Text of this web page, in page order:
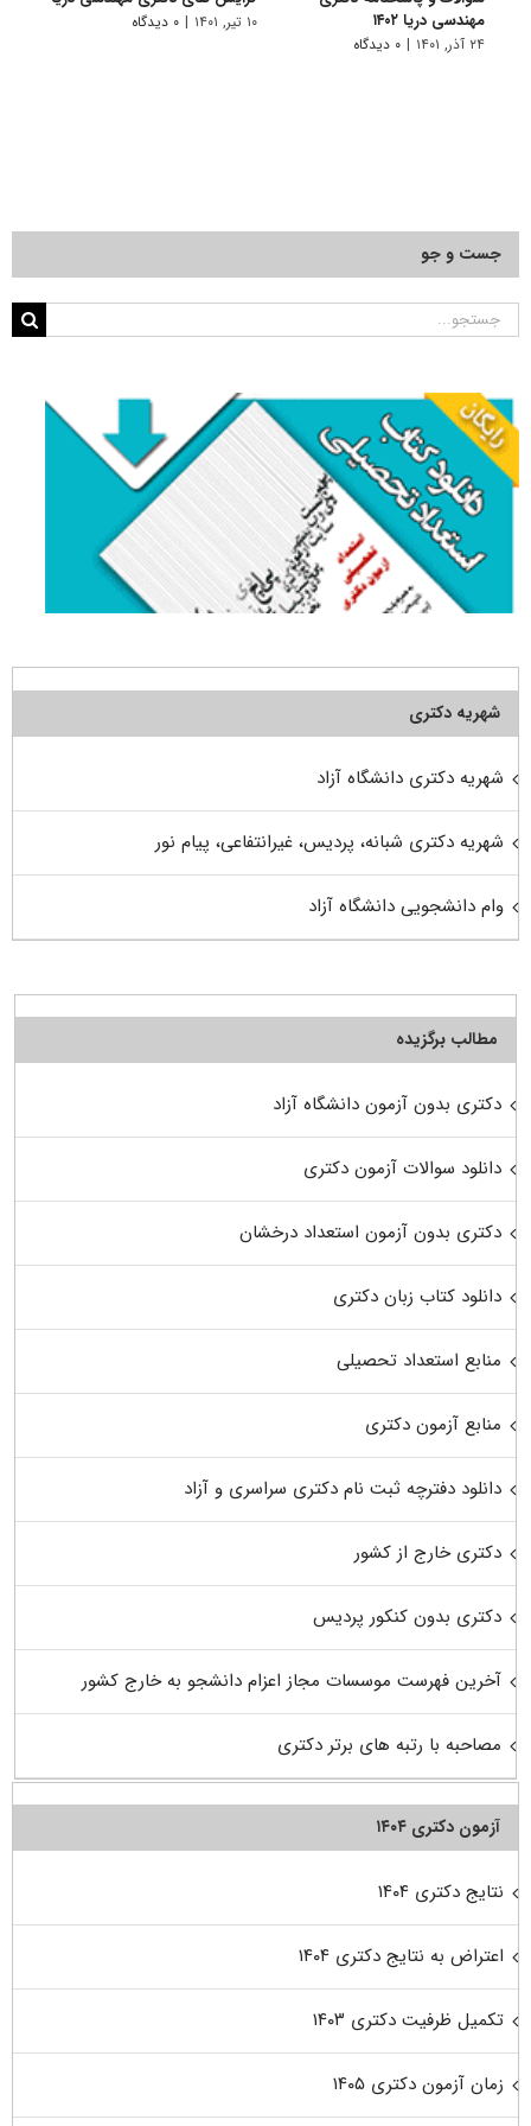
مهندسی دریا ۱۴۰۲
۲۴ آذر, ۱۴۰۱ | ۰ دیدگاه
۱۰ تیر, ۱۴۰۱ | ۰ دیدگاه
جست و جو
جستجو
شهریه دکتری
شهریه دکتری دانشگاه آزاد
شهریه دکتری شبانه، پردیس، غیرانتفاعی، پیام نور
وام دانشجویی دانشگاه آزاد
مطالب برگزیده
دکتری بدون آزمون دانشگاه آزاد
دانلود سوالات آزمون دکتری
دکتری بدون آزمون استعداد درخشان
دانلود کتاب زبان دکتری
منابع استعداد تحصیلی
منابع آزمون دکتری
دانلود دفترچه ثبت نام دکتری سراسری و آزاد
دکتری خارج از کشور
دکتری بدون کنکور پردیس
آخرین فهرست موسسات مجاز اعزام دانشجو به خارج کشور
مصاحبه با رتبه های برتر دکتری
آزمون دکتری ۱۴۰۴
نتایج دکتری ۱۴۰۴
اعتراض به نتایج دکتری ۱۴۰۴
تکمیل ظرفیت دکتری ۱۴۰۳
زمان آزمون دکتری ۱۴۰۵